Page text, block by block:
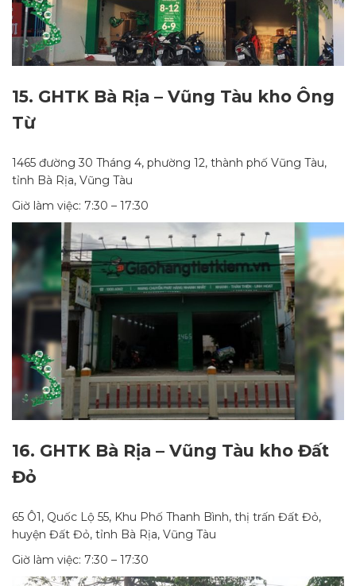
15. GHTK Bà Rịa – Vũng Tàu kho Ông
Từ
1465 đường 30 Tháng 4, phường 12, thành phố Vũng Tàu,
tỉnh Bà Rịa, Vũng Tàu
Giờ làm việc: 7:30 – 17:30
16. GHTK Bà Rịa – Vũng Tàu kho Đất
Đỏ
65 Ô1, Quốc Lộ 55, Khu Phố Thanh Bình, thị trấn Đất Đỏ,
huyện Đất Đỏ, tỉnh Bà Rịa, Vũng Tàu
Giờ làm việc: 7:30 – 17:30